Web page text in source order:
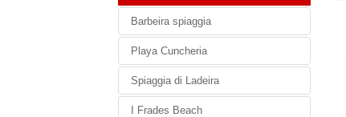
Barbeira spiaggia
Playa Cuncheria
Spiaggia di Ladeira
I Frades Beach